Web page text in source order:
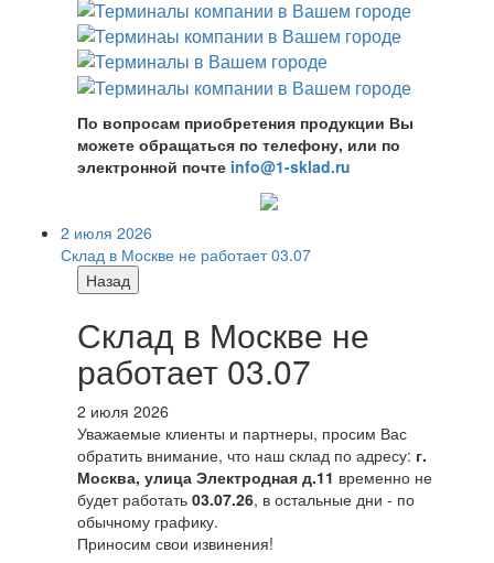
По вопросам приобретения продукции Вы
можете обращаться по телефону, или по
электронной почте info@1-sklad.ru
2 июля 2026
Склад в Москве не работает 03.07
Назад
Склад в Москве не
работает 03.07
2 июля 2026
Уважаемые клиенты и партнеры, просим Вас
обратить внимание, что наш склад по адресу: г.
Москва, улица Электродная д.11 временно не
будет работать 03.07.26, в остальные дни - по
обычному графику.
Приносим свои извинения!